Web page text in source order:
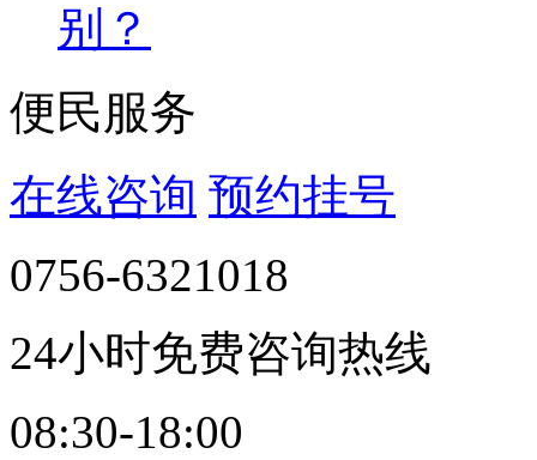
别？
便民服务
在线咨询 预约挂号
0756-6321018
24小时免费咨询热线
08:30-18:00